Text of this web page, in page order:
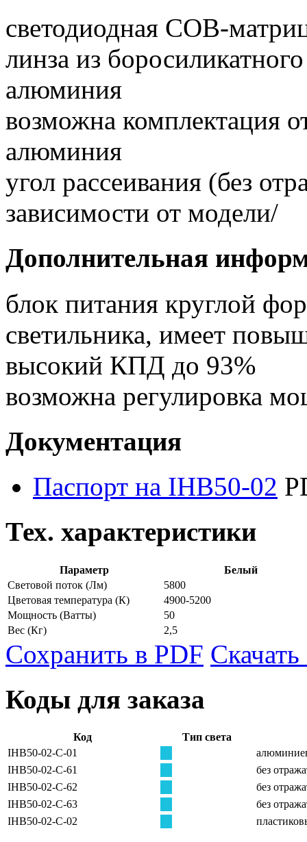
светодиодная COB-
линза из
алюминия
возможна комплектация
алюминия
угол рассеивания (без
зависимости от модели/
Дополнительная
блок питания круглой
светильника, имеет
высокий КПД до 93%
возможна регулировка
Документация
Паспорт на IHB50-02
Тех. характеристики
Параметр
Белый
Световой поток (Лм)
5800
Цветовая температура (К)
4900-5200
Мощность (Ватты)
50
Вес (Кг) 2,5
Сохранить в PDF
Коды для заказа
Код
Тип света
IHB50-02-C-01
IHB50-02-C-61
без
IHB50-02-C-62
без
IHB50-02-C-63
без
IHB50-02-C-02